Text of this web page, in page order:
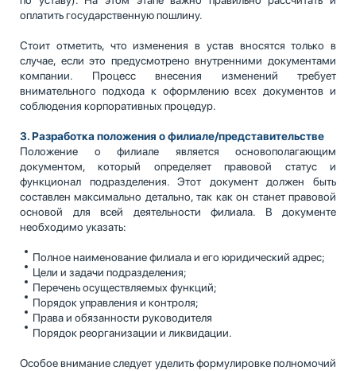
оплатить государственную пошлину.
Стоит отметить, что изменения в устав вносятся только в
случае, если это предусмотрено внутренними документами
компании. Процесс внесения изменений требует
внимательного подхода к оформлению всех документов и
соблюдения корпоративных процедур.
3. Разработка положения о филиале/представительстве
Положение о филиале является основополагающим
документом, который определяет правовой статус и
функционал подразделения. Этот документ должен быть
составлен максимально детально, так как он станет правовой
основой для всей деятельности филиала. В документе
необходимо указать:
Полное наименование филиала и его юридический адрес;
Цели и задачи подразделения;
Перечень осуществляемых функций;
Порядок управления и контроля;
Права и обязанности руководителя
Порядок реорганизации и ликвидации.
Особое внимание следует уделить формулировке полномочий